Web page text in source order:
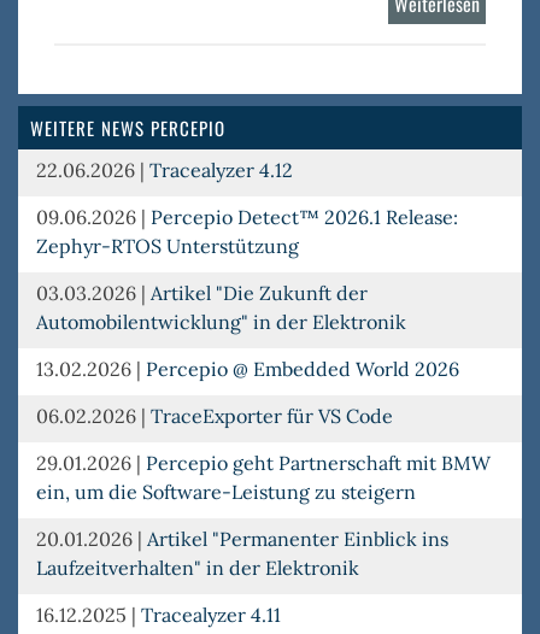
WEITERE NEWS PERCEPIO
22.06.2026 | Tracealyzer 4.12
09.06.2026 | Percepio Detect™ 2026.1 Release:
Zephyr-RTOS Unterstützung
03.03.2026 | Artikel "Die Zukunft der
Automobilentwicklung" in der Elektronik
13.02.2026 | Percepio @ Embedded World 2026
06.02.2026 | TraceExporter für VS Code
29.01.2026 | Percepio geht Partnerschaft mit BMW
ein, um die Software-Leistung zu steigern
20.01.2026 | Artikel "Permanenter Einblick ins
Laufzeitverhalten" in der Elektronik
16.12.2025 | Tracealyzer 4.11